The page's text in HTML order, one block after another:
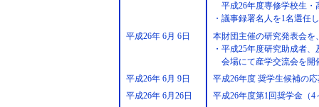
平成26年 6月 6日
平成26年 6月 9日
平成26年 6月26日
平成26年度専修学校生・
・議事録署名人を1名選任
本財団主催の研究発表会を
・平成25年度研究助成者
会場にて産学交流会を開
平成26年度 奨学生候補の
平成26年度第1回奨学金（